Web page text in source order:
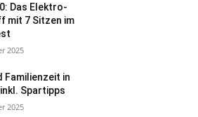
Das Elektro-
mit 7 Sitzen im
2025
Familienzeit in
Spartipps
2025